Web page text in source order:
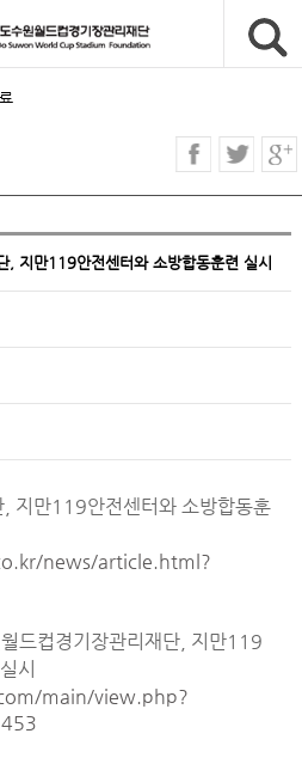
, 지만119안전센터와 소방합동훈련 실시
지만119안전센터와 소방합동훈
news/article.html?
드컵경기장관리재단, 지만119
시
main/view.php?